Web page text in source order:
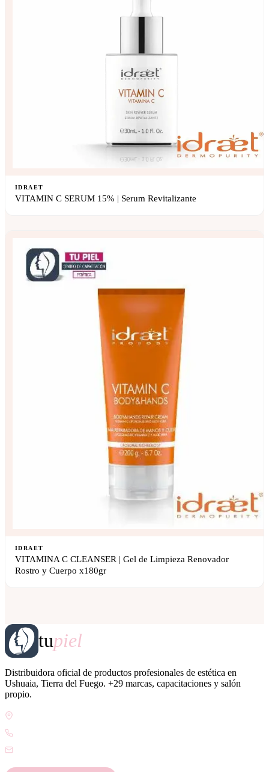
IDRAET
VITAMIN C SERUM 15% | Serum Revitalizante
IDRAET
VITAMINA C CLEANSER | Gel de Limpieza Renovador
Rostro y Cuerpo x180gr
tupiel
Distribuidora oficial de productos profesionales de estética en
Ushuaia, Tierra del Fuego. +29 marcas, capacitaciones y salón
propio.